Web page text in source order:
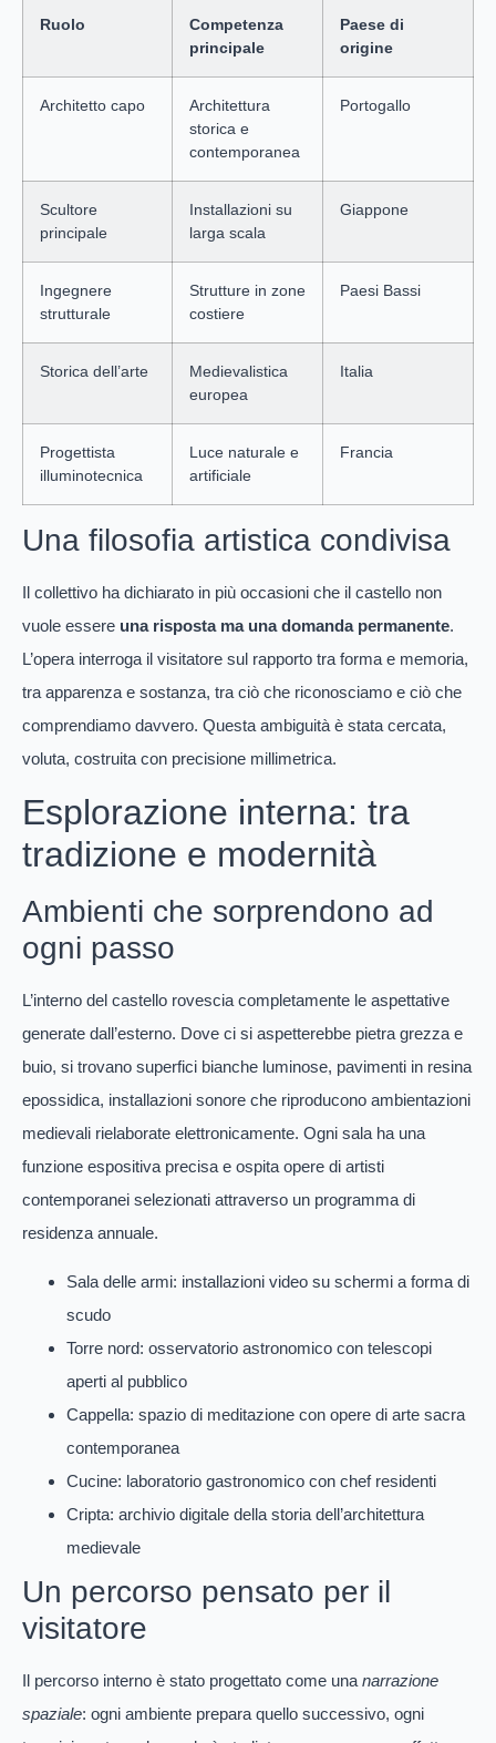
Ruolo
Competenza
principale
Paese di
origine
Architetto capo
Architettura
storica e
contemporanea
Portogallo
Scultore
principale
Installazioni su
larga scala
Giappone
Ingegnere
strutturale
Strutture in zone
costiere
Paesi Bassi
Storica dell’arte
Medievalistica
europea
Italia
Progettista
illuminotecnica
Luce naturale e
artificiale
Francia
Una filosofia artistica condivisa
Il collettivo ha dichiarato in più occasioni che il castello non
vuole essere una risposta ma una domanda permanente.
L’opera interroga il visitatore sul rapporto tra forma e memoria,
tra apparenza e sostanza, tra ciò che riconosciamo e ciò che
comprendiamo davvero. Questa ambiguità è stata cercata,
voluta, costruita con precisione millimetrica.
Esplorazione interna: tra
tradizione e modernità
Ambienti che sorprendono ad
ogni passo
L’interno del castello rovescia completamente le aspettative
generate dall’esterno. Dove ci si aspetterebbe pietra grezza e
buio, si trovano superfici bianche luminose, pavimenti in resina
epossidica, installazioni sonore che riproducono ambientazioni
medievali rielaborate elettronicamente. Ogni sala ha una
funzione espositiva precisa e ospita opere di artisti
contemporanei selezionati attraverso un programma di
residenza annuale.
Sala delle armi: installazioni video su schermi a forma di
scudo
Torre nord: osservatorio astronomico con telescopi
aperti al pubblico
Cappella: spazio di meditazione con opere di arte sacra
contemporanea
Cucine: laboratorio gastronomico con chef residenti
Cripta: archivio digitale della storia dell’architettura
medievale
Un percorso pensato per il
visitatore
Il percorso interno è stato progettato come una narrazione
spaziale: ogni ambiente prepara quello successivo, ogni